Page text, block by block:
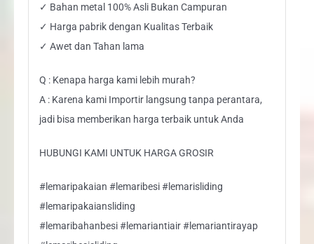
✓ Bahan metal 100% Asli Bukan Campuran
✓ Harga pabrik dengan Kualitas Terbaik
✓ Awet dan Tahan lama
Q : Kenapa harga kami lebih murah?
A : Karena kami Importir langsung tanpa perantara,
jadi bisa memberikan harga terbaik untuk Anda
HUBUNGI KAMI UNTUK HARGA GROSIR
#lemaripakaian #lemaribesi #lemarisliding
#lemaripakaiansliding
#lemaribahanbesi #lemariantiair #lemariantirayap